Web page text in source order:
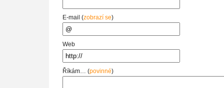
E-mail (zobrazí se)
Web
Říkám… (povinné)